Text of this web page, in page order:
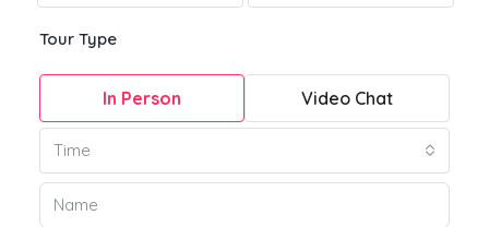
Tour Type
In Person Video Chat
Time